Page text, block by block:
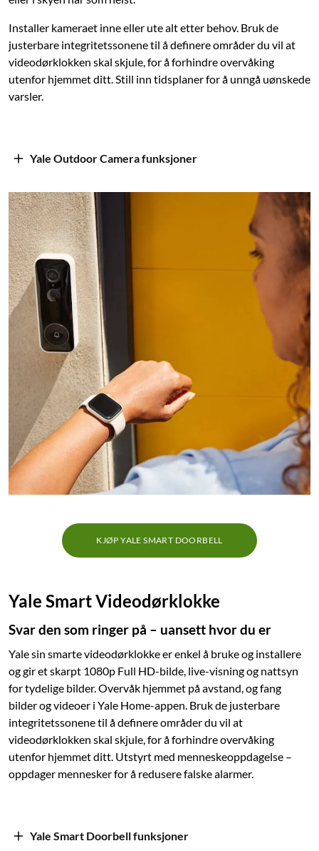
Installer kameraet inne eller ute alt etter behov. Bruk de
justerbare integritetssonene til å definere områder du vil at
videodørklokken skal skjule, for å forhindre overvåking
utenfor hjemmet ditt. Still inn tidsplaner for å unngå uønskede
varsler.
Yale Outdoor Camera funksjoner
KJØP YALE SMART DOORBELL
Yale Smart Videodørklokke
Svar den som ringer på – uansett hvor du er
Yale sin smarte videodørklokke er enkel å bruke og installere
og gir et skarpt 1080p Full HD-bilde, live-visning og nattsyn
for tydelige bilder. Overvåk hjemmet på avstand, og fang
bilder og videoer i Yale Home-appen. Bruk de justerbare
integritetssonene til å definere områder du vil at
videodørklokken skal skjule, for å forhindre overvåking
utenfor hjemmet ditt. Utstyrt med menneskeoppdagelse –
oppdager mennesker for å redusere falske alarmer.
Yale Smart Doorbell funksjoner